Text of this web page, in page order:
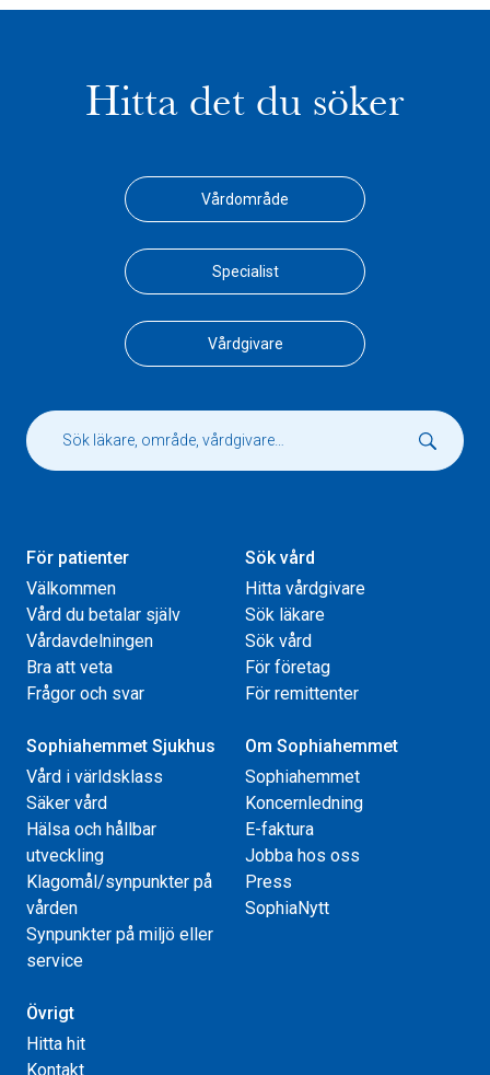
Hitta det du söker
Vårdområde
Specialist
Vårdgivare
För patienter
Välkommen
Vård du betalar själv
Vårdavdelningen
Bra att veta
Frågor och svar
Sök vård
Hitta vårdgivare
Sök läkare
Sök vård
För företag
För remittenter
Sophiahemmet Sjukhus
Vård i världsklass
Säker vård
Hälsa och hållbar
utveckling
Klagomål/synpunkter på
vården
Synpunkter på miljö eller
service
Om Sophiahemmet
Sophiahemmet
Koncernledning
E-faktura
Jobba hos oss
Press
SophiaNytt
Övrigt
Hitta hit
Kontakt